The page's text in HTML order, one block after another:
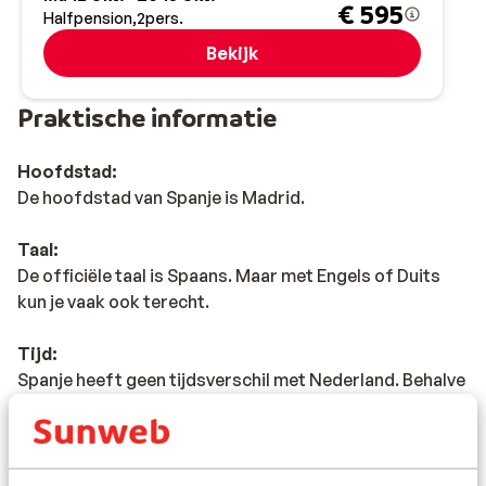
Halfpension 2pers. € 595
Bekijk
Praktische informatie
Hoofdstad:
De hoofdstad van Spanje is Madrid.
Taal:
De officiële taal is Spaans. Maar met Engels of Duits
kun je vaak ook terecht.
Tijd:
Spanje heeft geen tijdsverschil met Nederland. Behalve
in Nederland. Dit geldt zowel voor de zomer- als de